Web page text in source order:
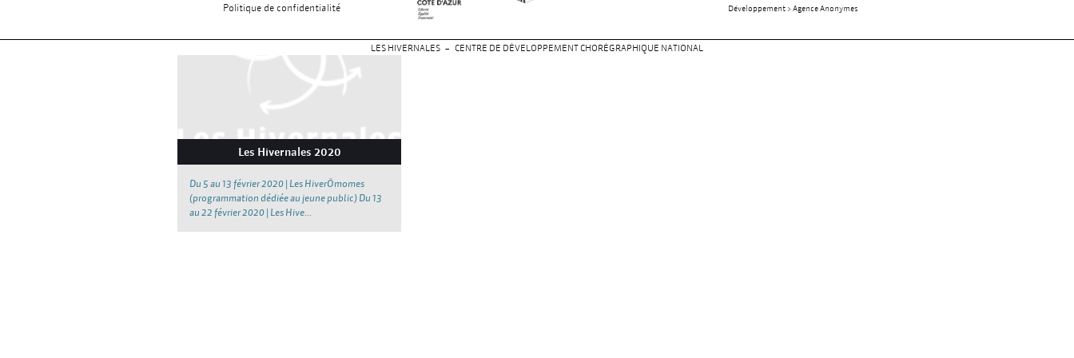
Les Hivernales 2020
Du 5 au 13 février 2020 | Les HiverÔmomes
(programmation dédiée au jeune public) Du 13
au 22 février 2020 | Les Hive...
Politique de confidentialité
Développement > Agence Anonymes
LES HIVERNALES – CENTRE DE DÉVELOPPEMENT CHORÉGRAPHIQUE NATIONAL